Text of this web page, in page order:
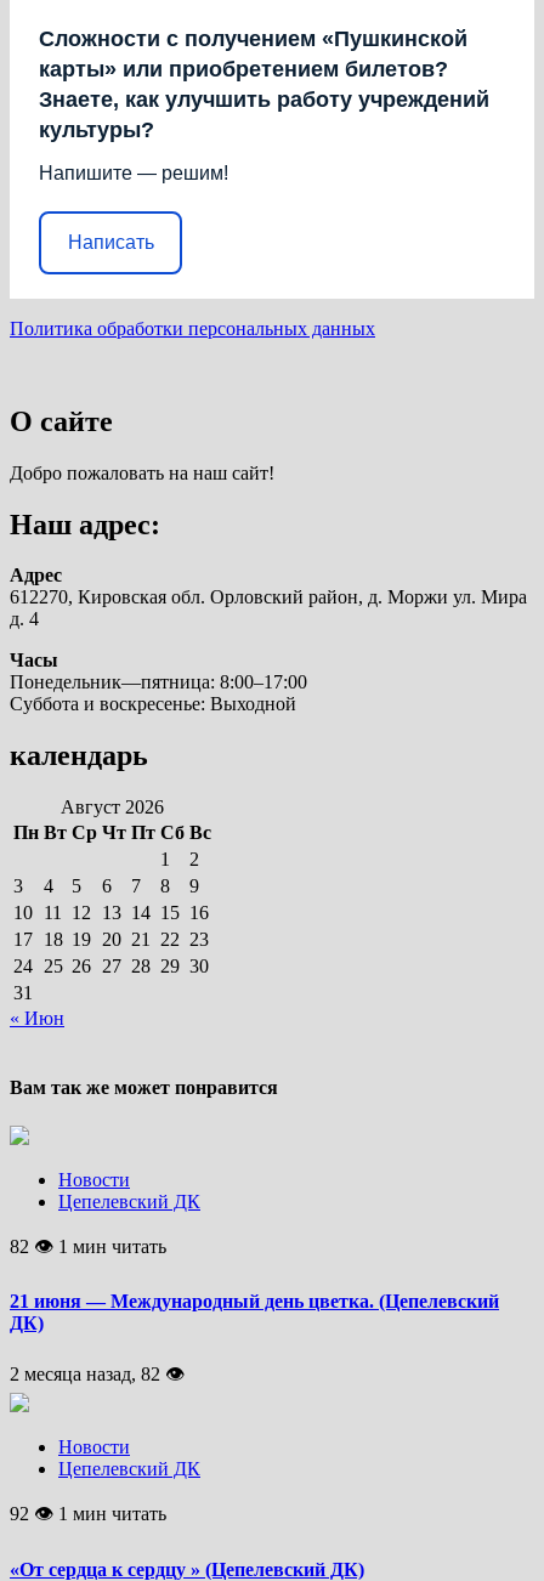
Сложности с получением «Пушкинской
карты» или приобретением билетов?
Знаете, как улучшить работу учреждений
культуры?
Напишите — решим!
Написать
Политика обработки персональных данных
О сайте
Добро пожаловать на наш сайт!
Наш адрес:
Адрес
612270, Кировская обл. Орловский район, д. Моржи ул. Мира
д. 4
Часы
Понедельник—пятница: 8:00–17:00
Суббота и воскресенье: Выходной
календарь
Август 2026
Пн Вт Ср Чт Пт Сб Вс
1
2
3
4 5 6 7 8
9
10 11 12 13 14 15 16
17 18 19 20 21 22 23
24 25 26 27 28 29 30
31
« Июн
Вам так же может понравится
Новости
Цепелевский ДК
82 👁 1 мин читать
21 июня — Международный день цветка. (Цепелевский
ДК)
2 месяца назад, 82 👁
Новости
Цепелевский ДК
92 👁 1 мин читать
«От сердца к сердцу » (Цепелевский ДК)